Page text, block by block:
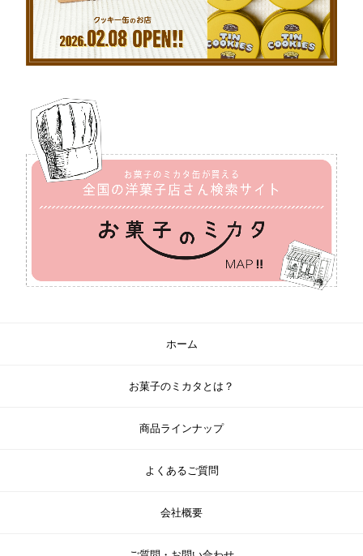
ホーム
お菓子のミカタとは？
商品ラインナップ
よくあるご質問
会社概要